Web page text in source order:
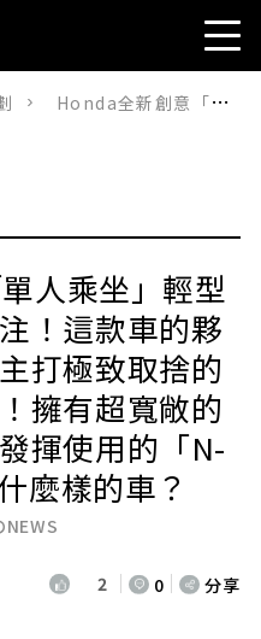
Honda全新創意「單人乘坐」輕型商用車引發高度關注！這款車的夥伴只有「貨物」，主打極致取捨的「一人專用版本」！擁有超寬敞的貨物空間，能完全發揮使用的「N-VAN e: G」到底是什麼樣的車？
人乘坐」輕型
！這款車的夥
打極致取捨的
擁有超寬敞的
揮使用的「N-
麼樣的車？
NEWS
2 0 分享